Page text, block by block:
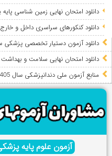
دانلود امتحان نهایی زمین شناسی پایه
دانلود کنکورهای سراسری داخل و خارج از کشور
دانلود آزمون دستیار تخصصی پزشکی سال 1405 + کلید
دانلود امتحان نهایی سلامت و بهداشت پایه
ﻣﻨﺎﺑﻊ آزﻣﻮن ﻣﻠﯽ دندانپزشکی سال 1405 (دوره های 25 و 26)
آزمون علوم پایه